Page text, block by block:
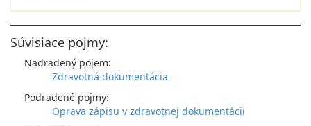
Súvisiace pojmy:
Nadradený pojem:
Zdravotná dokumentácia
Podradené pojmy:
Oprava zápisu v zdravotnej dokumentácii